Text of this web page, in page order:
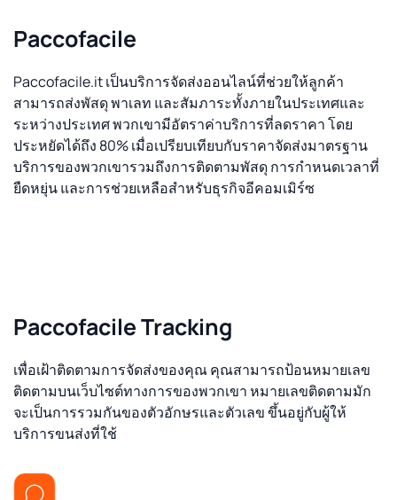
Paccofacile
Paccofacile.it เป็นบริการจัดส่งออนไลน์ที่ช่วยให้ลูกค้า
สามารถส่งพัสดุ พาเลท และสัมภาระทั้งภายในประเทศและ
ระหว่างประเทศ พวกเขามีอัตราค่าบริการที่ลดราคา โดย
ประหยัดได้ถึง 80% เมื่อเปรียบเทียบกับราคาจัดส่งมาตรฐาน
บริการของพวกเขารวมถึงการติดตามพัสดุ การกำหนดเวลาที่
ยืดหยุ่น และการช่วยเหลือสำหรับธุรกิจอีคอมเมิร์ซ
Paccofacile Tracking
เพื่อเฝ้าติดตามการจัดส่งของคุณ คุณสามารถป้อนหมายเลข
ติดตามบนเว็บไซต์ทางการของพวกเขา หมายเลขติดตามมัก
จะเป็นการรวมกันของตัวอักษรและตัวเลข ขึ้นอยู่กับผู้ให้
บริการขนส่งที่ใช้